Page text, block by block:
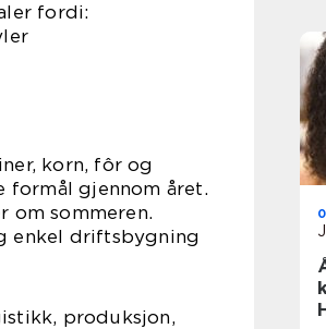
fordi:
korn, fôr og
formål gjennom året.
om sommeren.
enkel driftsbygning
produksjon,